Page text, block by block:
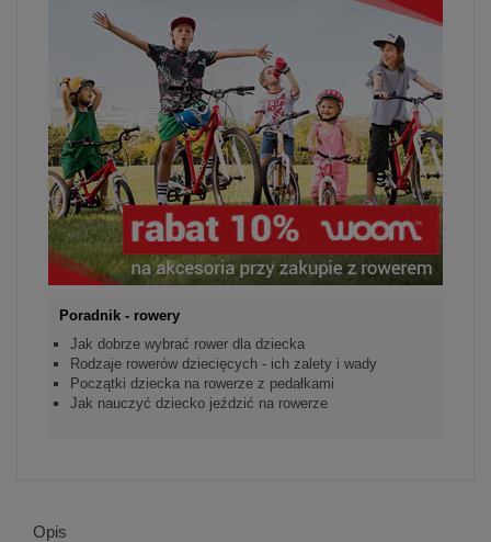
Poradnik - rowery
Jak dobrze wybrać rower dla dziecka
Rodzaje rowerów dziecięcych - ich zalety i wady
Początki dziecka na rowerze z pedałkami
Jak nauczyć dziecko jeździć na rowerze
Opis